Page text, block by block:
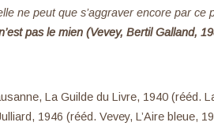
ne peut que s’aggraver encore par ce
pas le mien (Vevey, Bertil Galland,
La Guilde du Livre, 1940 (rééd.
1946 (rééd. Vevey, L’Aire bleue,